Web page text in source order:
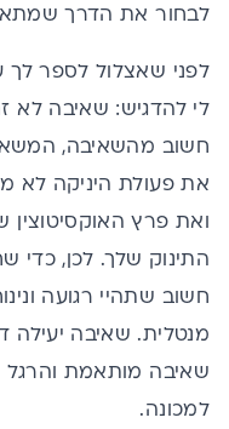
לבחור את הדרך
לפני שאצלול לספר לך
לי להדגיש: שאיבה לא
חשוב מהשאיבה,
את פעולת היניקה לא
ואת פרץ
התינוק שלך. לכן, כדי
חשוב שתהיי רגועה
מנטלית. שאיבה
שאיבה מותאמת והרגל
למכונה.